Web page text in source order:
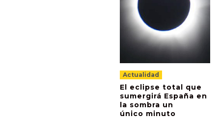
Actualidad
El eclipse total que
sumergirá España en
la sombra un
único minuto